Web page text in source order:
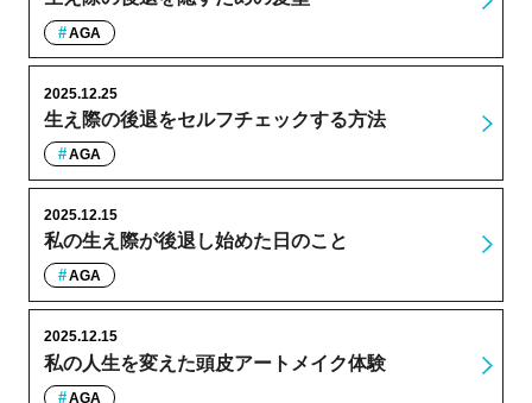
AGA
生え際の後退をセルフチェックする方法
2025.12.25
AGA
私の生え際が後退し始めた日のこと
2025.12.15
AGA
私の人生を変えた頭皮アートメイク体験
2025.12.15
AGA